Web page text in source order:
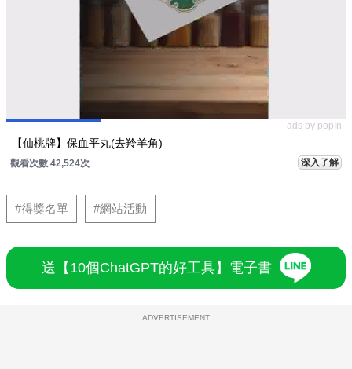
ads by popIn
【仙桃牌】保血平丸(去羚羊角)
觀看次數 42,524次 深入了解
#得獎名單 #網站活動
送【10個ChatGPT的好工具】電子書
ADVERTISEMENT